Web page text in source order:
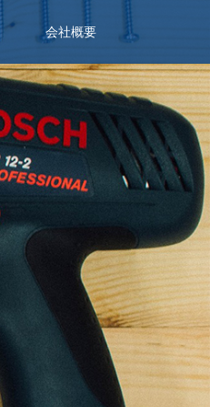
会社概要